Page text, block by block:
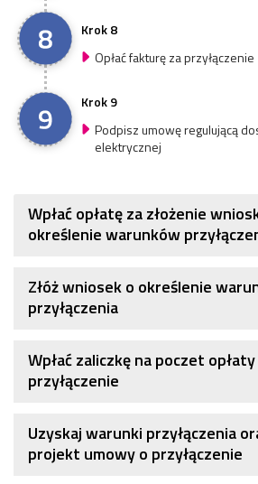
Krok 8
Opłać fakturę za przyłączenie
Krok 9
Podpisz umowę regulującą
elektrycznej
Wpłać opłatę za złożenie
określenie warunków
Złóż wniosek o określenie
przyłączenia
Wpłać zaliczkę na poczet
przyłączenie
Uzyskaj warunki przyłączenia
projekt umowy o przyłączenie